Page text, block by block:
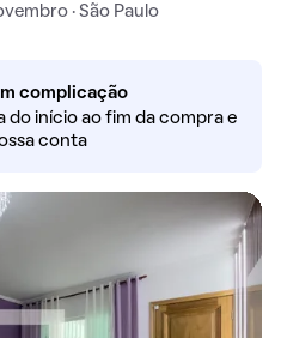
· São Paulo
complicação
do início ao fim da compra e
conta